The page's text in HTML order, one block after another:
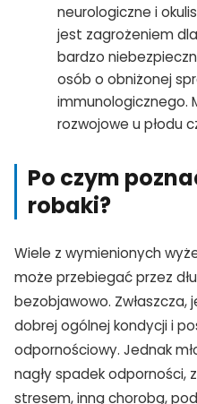
neurologiczne i
jest zagrożeniem
bardzo
osób o obniżonej
immunologicznego.
rozwojowe u płodu
Po czym
robaki?
Wiele z wymienionych
może przebiegać przez
bezobjawowo. Zwłaszcza,
dobrej ogólnej kondycji i
odpornościowy. Jednak
nagły spadek odporności,
stresem, inną chorobą,